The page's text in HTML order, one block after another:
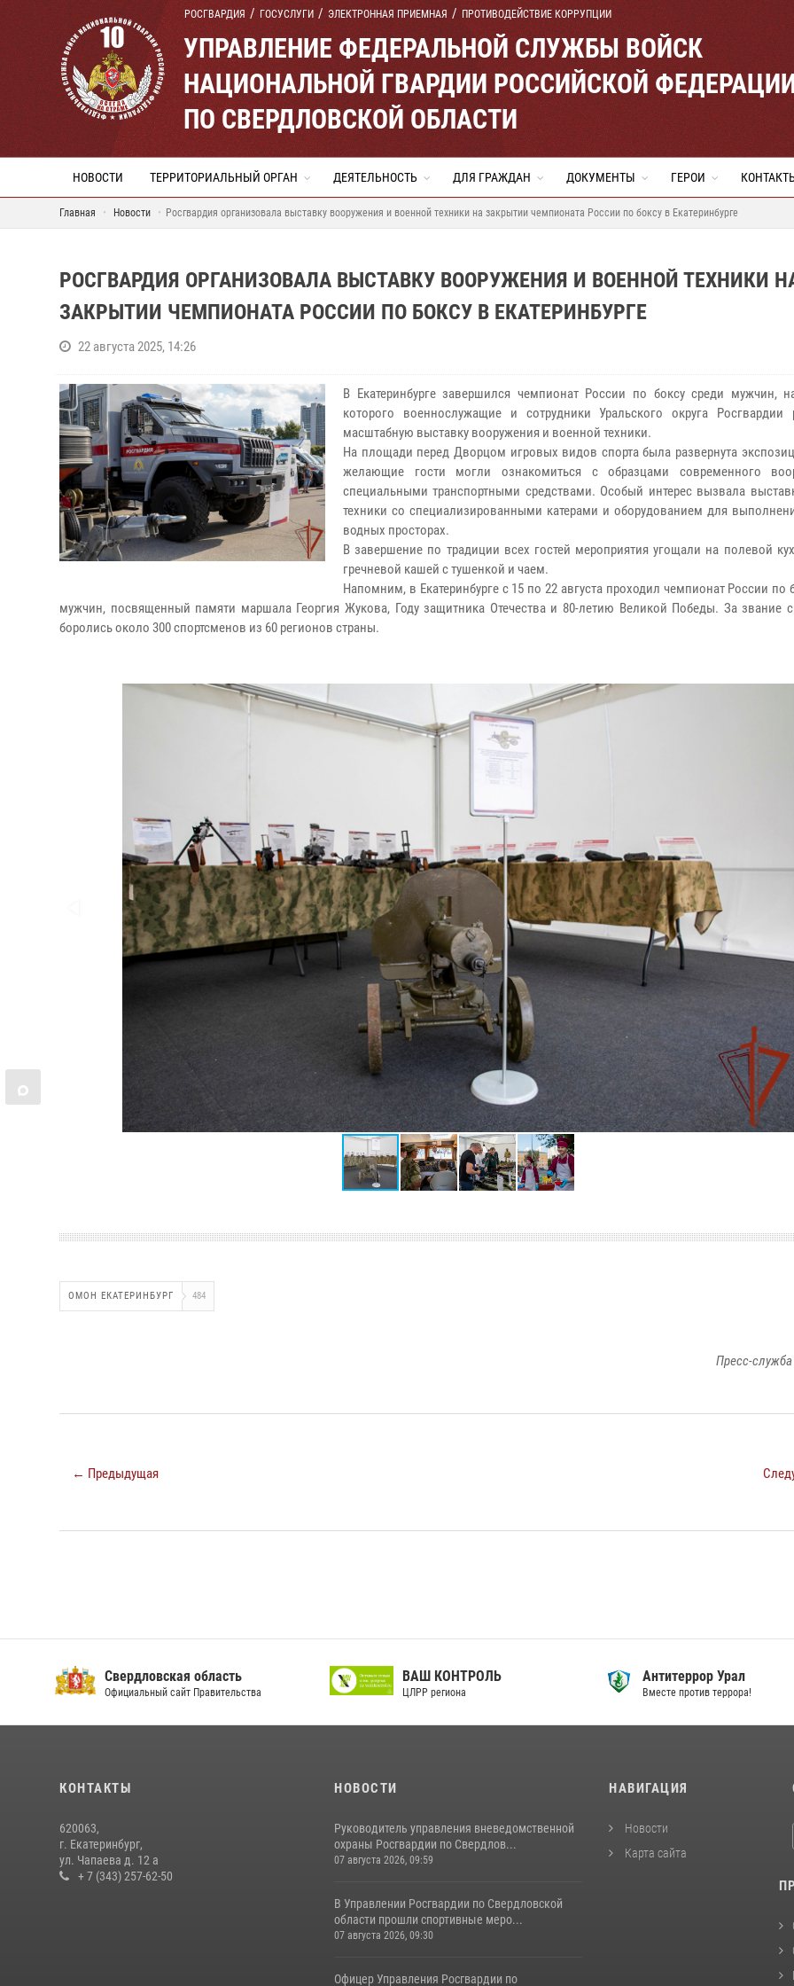
РОСГВАРДИЯ ГОСУСЛУГИ ЭЛЕКТРОННАЯ ПРИЕМНАЯ ПРОТИВОДЕЙСТВИЕ КОРРУПЦИИ
УПРАВЛЕНИЕ ФЕДЕРАЛЬНОЙ СЛУЖБЫ ВОЙСК
НАЦИОНАЛЬНОЙ ГВАРДИИ РОССИЙСКОЙ
ПО СВЕРДЛОВСКОЙ ОБЛАСТИ
НОВОСТИ ТЕРРИТОРИАЛЬНЫЙ ОРГАН ДЕЯТЕЛЬНОСТЬ ДЛЯ ГРАЖДАН ДОКУМЕНТЫ ГЕРОИ
Главная Новости Росгвардия организовала выставку вооружения и военной техники на закрытии чемпионата России по боксу в Екатеринбурге
РОСГВАРДИЯ ОРГАНИЗОВАЛА ВЫСТАВКУ ВООРУЖЕНИЯ И ВОЕННОЙ ТЕХНИКИ
ЗАКРЫТИИ ЧЕМПИОНАТА РОССИИ ПО БОКСУ В ЕКАТЕРИНБУРГЕ
22 августа 2025, 14:26
В Екатеринбурге завершился чемпионат России по боксу среди мужчин,
которого военнослужащие и сотрудники Уральского округа Росгвардии
масштабную выставку вооружения и военной техники.
На площади перед Дворцом игровых видов спорта была развернута
желающие гости могли ознакомиться с образцами современного
специальными транспортными средствами. Особый интерес вызвала
техники со специализированными катерами и оборудованием для
водных просторах.
В завершение по традиции всех гостей мероприятия угощали на полевой
гречневой кашей с тушенкой и чаем.
Напомним, в Екатеринбурге с 15 по 22 августа проходил чемпионат России по
мужчин, посвященный памяти маршала Георгия Жукова, Году защитника Отечества и 80-летию Великой Победы. За звание
боролись около 300 спортсменов из 60 регионов страны.
ОМОН ЕКАТЕРИНБУРГ 484
Пресс-служба
← Предыдущая
Свердловская область
Официальный сайт Правительства
ВАШ КОНТРОЛЬ
ЦЛРР региона
Антитеррор Урал
Вместе против террора!
КОНТАКТЫ
620063,
г. Екатеринбург,
ул. Чапаева д. 12 а
+ 7 (343) 257-62-50
НОВОСТИ
Руководитель управления вневедомственной
охраны Росгвардии по Свердлов...
07 августа 2026, 09:59
В Управлении Росгвардии по Свердловской
области прошли спортивные меро...
07 августа 2026, 09:30
Офицер Управления Росгвардии по
НАВИГАЦИЯ
Новости
Карта сайта